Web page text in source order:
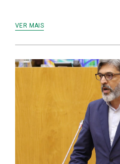
VER MAIS